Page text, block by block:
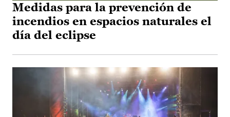
Medidas para la prevención de
incendios en espacios naturales el
día del eclipse